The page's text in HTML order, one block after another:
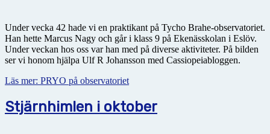
Under vecka 42 hade vi en praktikant på Tycho Brahe-observatoriet.
Han hette Marcus Nagy och går i klass 9 på Ekenässkolan i Eslöv.
Under veckan hos oss var han med på diverse aktiviteter. På bilden
ser vi honom hjälpa Ulf R Johansson med Cassiopeiabloggen.
Läs mer: PRYO på observatoriet
Stjärnhimlen i oktober